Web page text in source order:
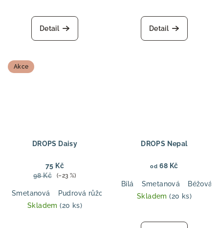
Detail Detail
Akce
DROPS Daisy
75 Kč
98 Kč
(–23 %)
Smetanová Pudrová růžová Světlý nugát Světlá lila
Skladem(20 ks)
DROPS Nepal
od 68 Kč
Bílá Smetanová
Béžová
Skladem(20 ks)
hodnocení